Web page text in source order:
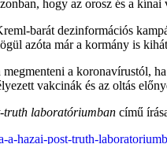
hogy az orosz és a
barát dezinformációs
azóta már a kormány is
a koronavírustól,
vakcinák és az oltás
truth laboratóriumban című
hazai-post-truth-